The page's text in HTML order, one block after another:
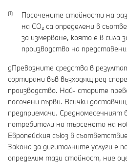
Посочените стойности на
на CO₂ са определени в
за измерване, която е в сила
производство на
gПревозните средства в
сортирани във възходящ ред
производство. Най- старите
посочени първи. Всички
предприемачи. Средномесечният
потребители на търсенето на
Европейския съюз в
Закона за дигиталните услуги е
определим тази стойност, ние